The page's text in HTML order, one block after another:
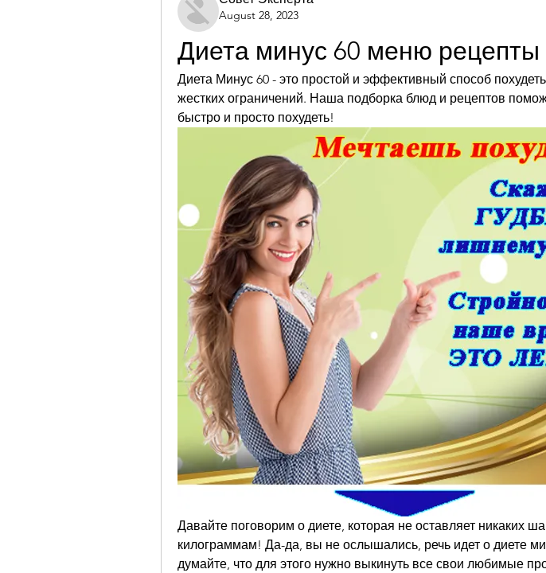
August 28, 2023
Диета минус 60 меню
Диета Минус 60 - это простой и эффективный способ
жестких ограничений. Наша подборка блюд и рецептов
быстро и просто похудеть!
Давайте поговорим о диете, которая не оставляет никаких
килограммам! Да-да, вы не ослышались, речь идет о диете
думайте, что для этого нужно выкинуть все свои любимые